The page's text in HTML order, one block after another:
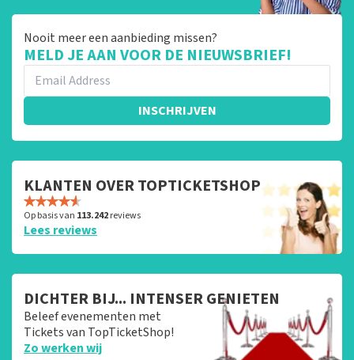
Nooit meer een aanbieding missen?
MELD JE AAN VOOR DE NIEUWSBRIEF!
INSCHRIJVEN
KLANTEN OVER TOPTICKETSHOP
Op basis van 113.242reviews
Lees reviews
DICHTER BIJ... INTENSER GENIETEN
Beleef evenementen met
Tickets van TopTicketShop!
Zo werken wij